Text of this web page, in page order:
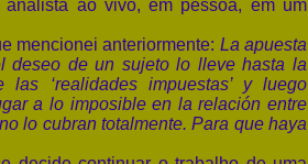
ao vivo, em pessoa, em um
mencionei anteriormente: La apuesta
deseo de un sujeto lo lleve hasta la
‘realidades impuestas’ y luego
a lo imposible en la relación entre
lo cubran totalmente. Para que haya